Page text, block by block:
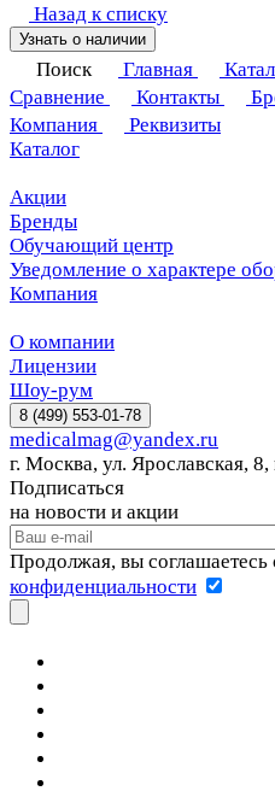
Назад к списку
Узнать о наличии
Поиск Главная
Сравнение
Контакты
Компания
Реквизиты
Каталог
Акции
Бренды
Обучающий центр
Уведомление о характере
Компания
О компании
Лицензии
Шоу-рум
8 (499) 553-01-78
medicalmag@yandex.ru
г. Москва, ул. Ярославская,
Подписаться
на новости и акции
Продолжая, вы соглашаетесь
конфиденциальности